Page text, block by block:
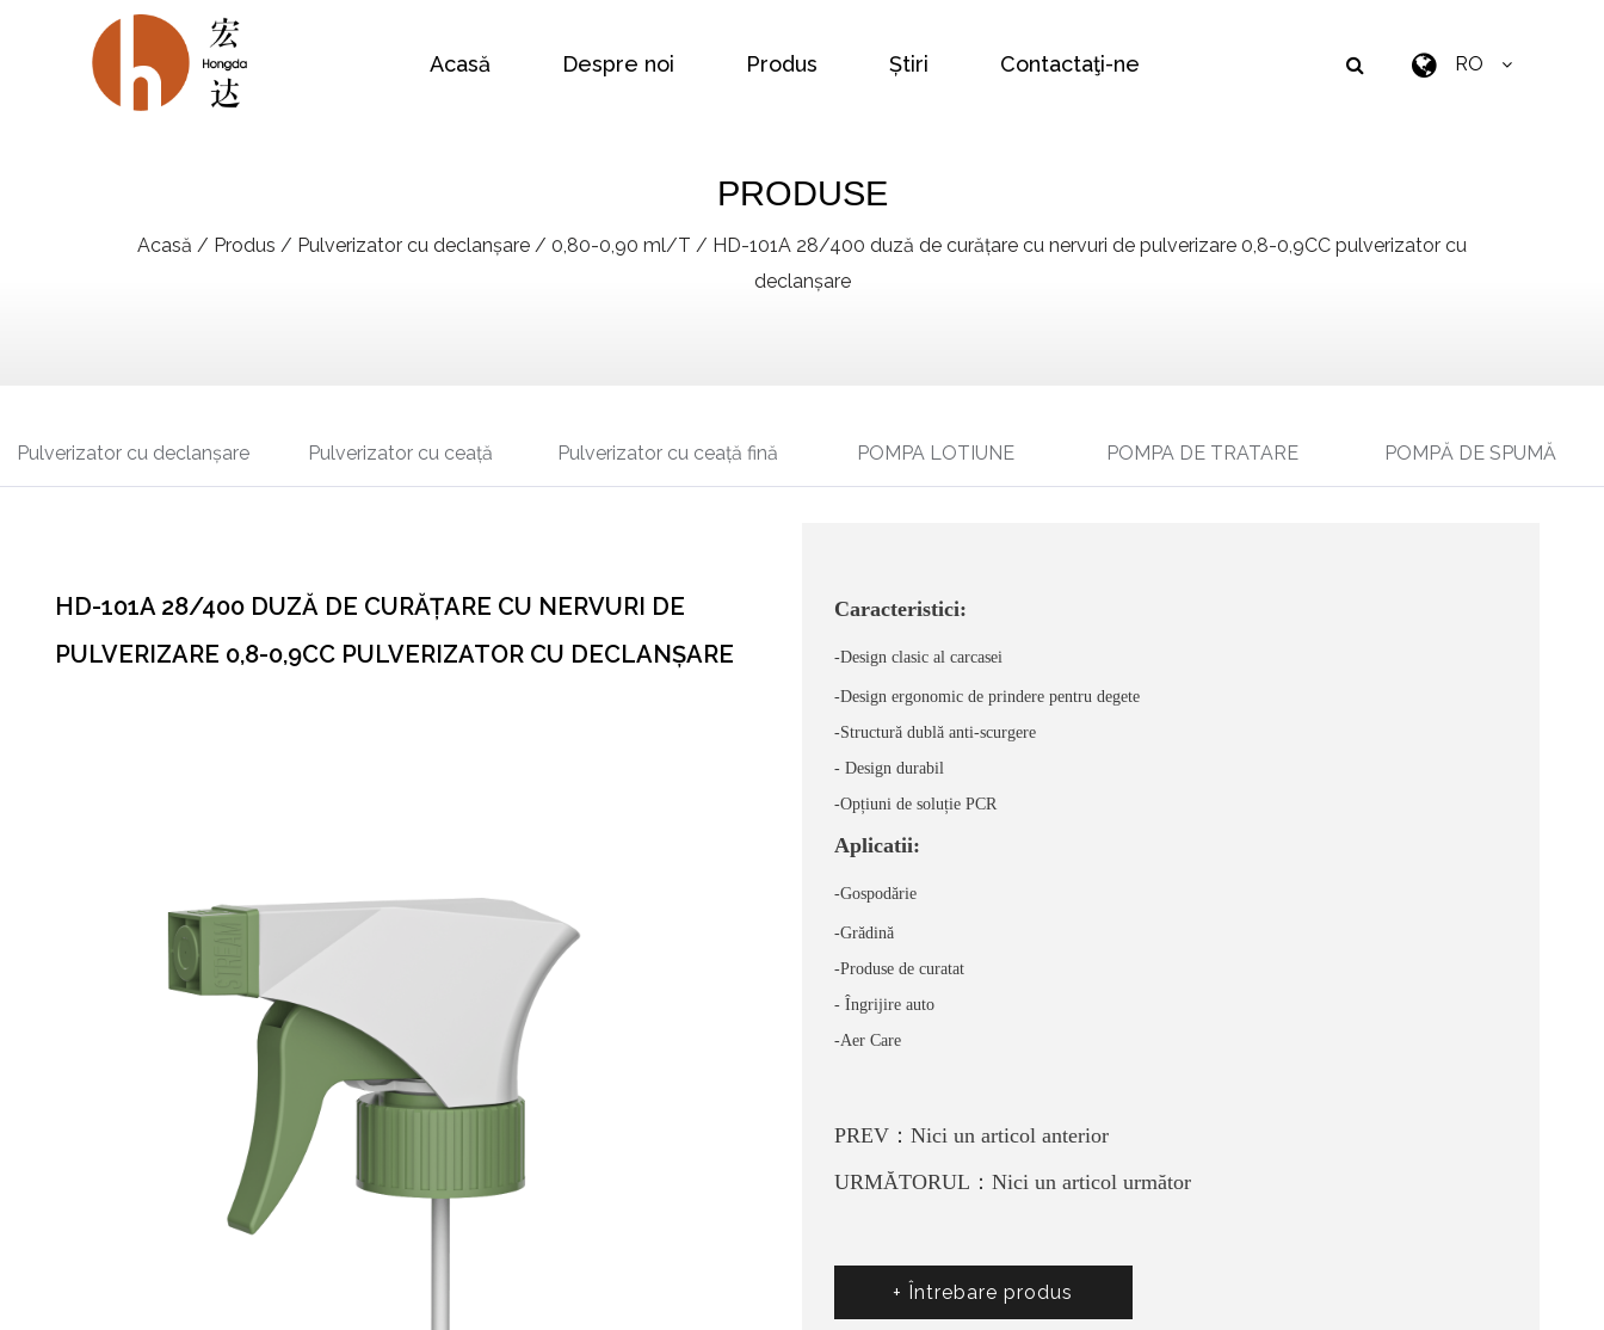
Acasă Despre noi Produs Știri Contactaţi-ne RO
PRODUSE
Acasă / Produs / Pulverizator cu declanșare / 0,80-0,90 ml/T / HD-101A 28/400 duză de curățare cu nervuri de pulverizare 0,8-0,9CC pulverizator cu
declanșare
Pulverizator cu declanșare Pulverizator cu ceață Pulverizator cu ceață fină POMPA LOTIUNE POMPA DE TRATARE POMPĂ DE SPUMĂ
HD-101A 28/400 DUZĂ DE CURĂȚARE CU NERVURI DE
PULVERIZARE 0,8-0,9CC PULVERIZATOR CU DECLANȘARE
Caracteristici:
-Design clasic al carcasei
-Design ergonomic de prindere pentru degete
-Structură dublă anti-scurgere
- Design durabil
-Opțiuni de soluție PCR
Aplicatii:
-Gospodărie
-Grădină
-Produse de curatat
- Îngrijire auto
-Aer Care
PREV：Nici un articol anterior
URMĂTORUL：Nici un articol următor
+ Întrebare produs